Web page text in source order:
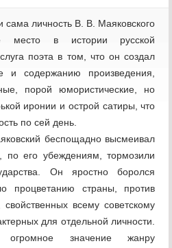
сама личность В. В. Маяковского
место в истории русской
поэта в том, что он создал
и содержанию произведения,
порой юмористические, но
иронии и острой сатиры, что
по сей день.
беспощадно высмеивал
по его убеждениям, тормозили
Он яростно боролся
процветанию страны, против
всему советскому
для отдельной личности.
огромное значение жанру